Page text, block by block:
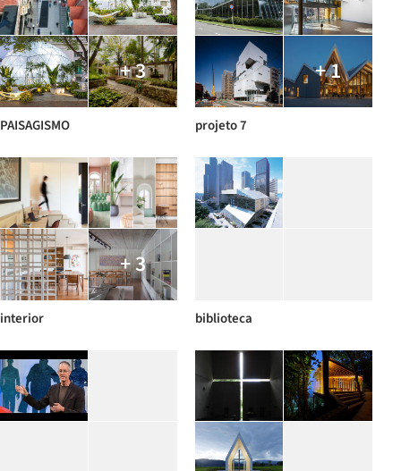
+ 3
PAISAGISMO
+ 1
projeto 7
+ 3
interior biblioteca